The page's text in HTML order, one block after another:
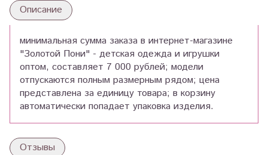
Описание
минимальная сумма заказа в интернет-магазине
"Золотой Пони" - детская одежда и игрушки
оптом, составляет 7 000 рублей; модели
отпускаются полным размерным рядом; цена
представлена за единицу товара; в корзину
автоматически попадает упаковка изделия.
Отзывы